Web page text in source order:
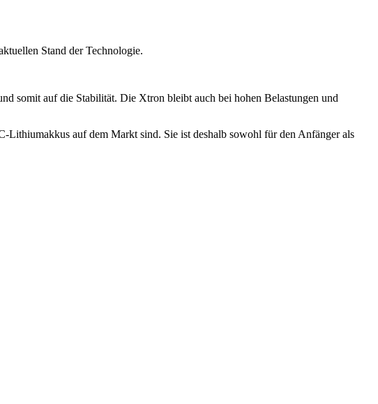
Stand der Technologie.
somit auf die Stabilität. Die Xtron bleibt auch bei hohen Belastungen und
Lithiumakkus auf dem Markt sind. Sie ist deshalb sowohl für den Anfänger als